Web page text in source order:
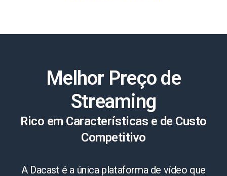
Melhor Preço de
Streaming
Rico em Características e de Custo
Competitivo
A Dacast é a única plataforma de vídeo que